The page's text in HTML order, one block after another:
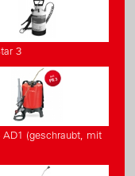
3
AD1 (geschraubt, mit